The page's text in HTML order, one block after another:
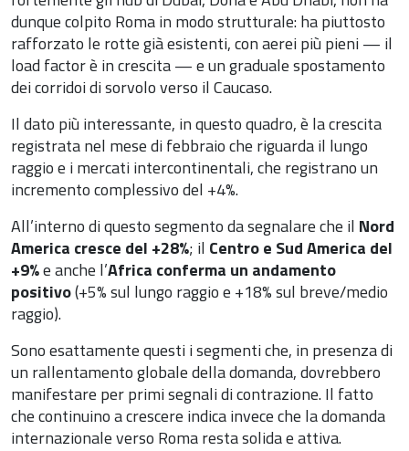
dunque colpito Roma in modo strutturale: ha piuttosto
rafforzato le rotte già esistenti, con aerei più pieni — il
load factor è in crescita — e un graduale spostamento
dei corridoi di sorvolo verso il Caucaso.
Il dato più interessante, in questo quadro, è la crescita
registrata nel mese di febbraio che riguarda il lungo
raggio e i mercati intercontinentali, che registrano un
incremento complessivo del +4%.
All’interno di questo segmento da segnalare che il Nord
America cresce del +28%; il Centro e Sud America del
+9%e anche l’Africa conferma un andamento
positivo(+5% sul lungo raggio e +18% sul breve/medio
raggio).
Sono esattamente questi i segmenti che, in presenza di
un rallentamento globale della domanda, dovrebbero
manifestare per primi segnali di contrazione. Il fatto
che continuino a crescere indica invece che la domanda
internazionale verso Roma resta solida e attiva.